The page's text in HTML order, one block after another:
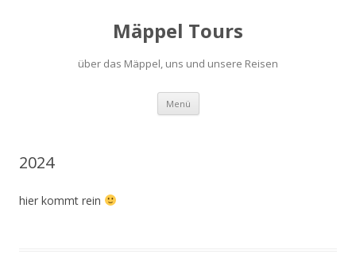
Mäppel Tours
über das Mäppel, uns und unsere Reisen
Menü Zum
springen
2024
hier kommt rein